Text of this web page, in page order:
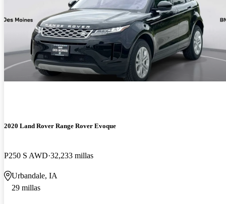
2020 Land Rover Range Rover Evoque
P250 S AWD 32,233 millas
Urbandale, IA
29 millas